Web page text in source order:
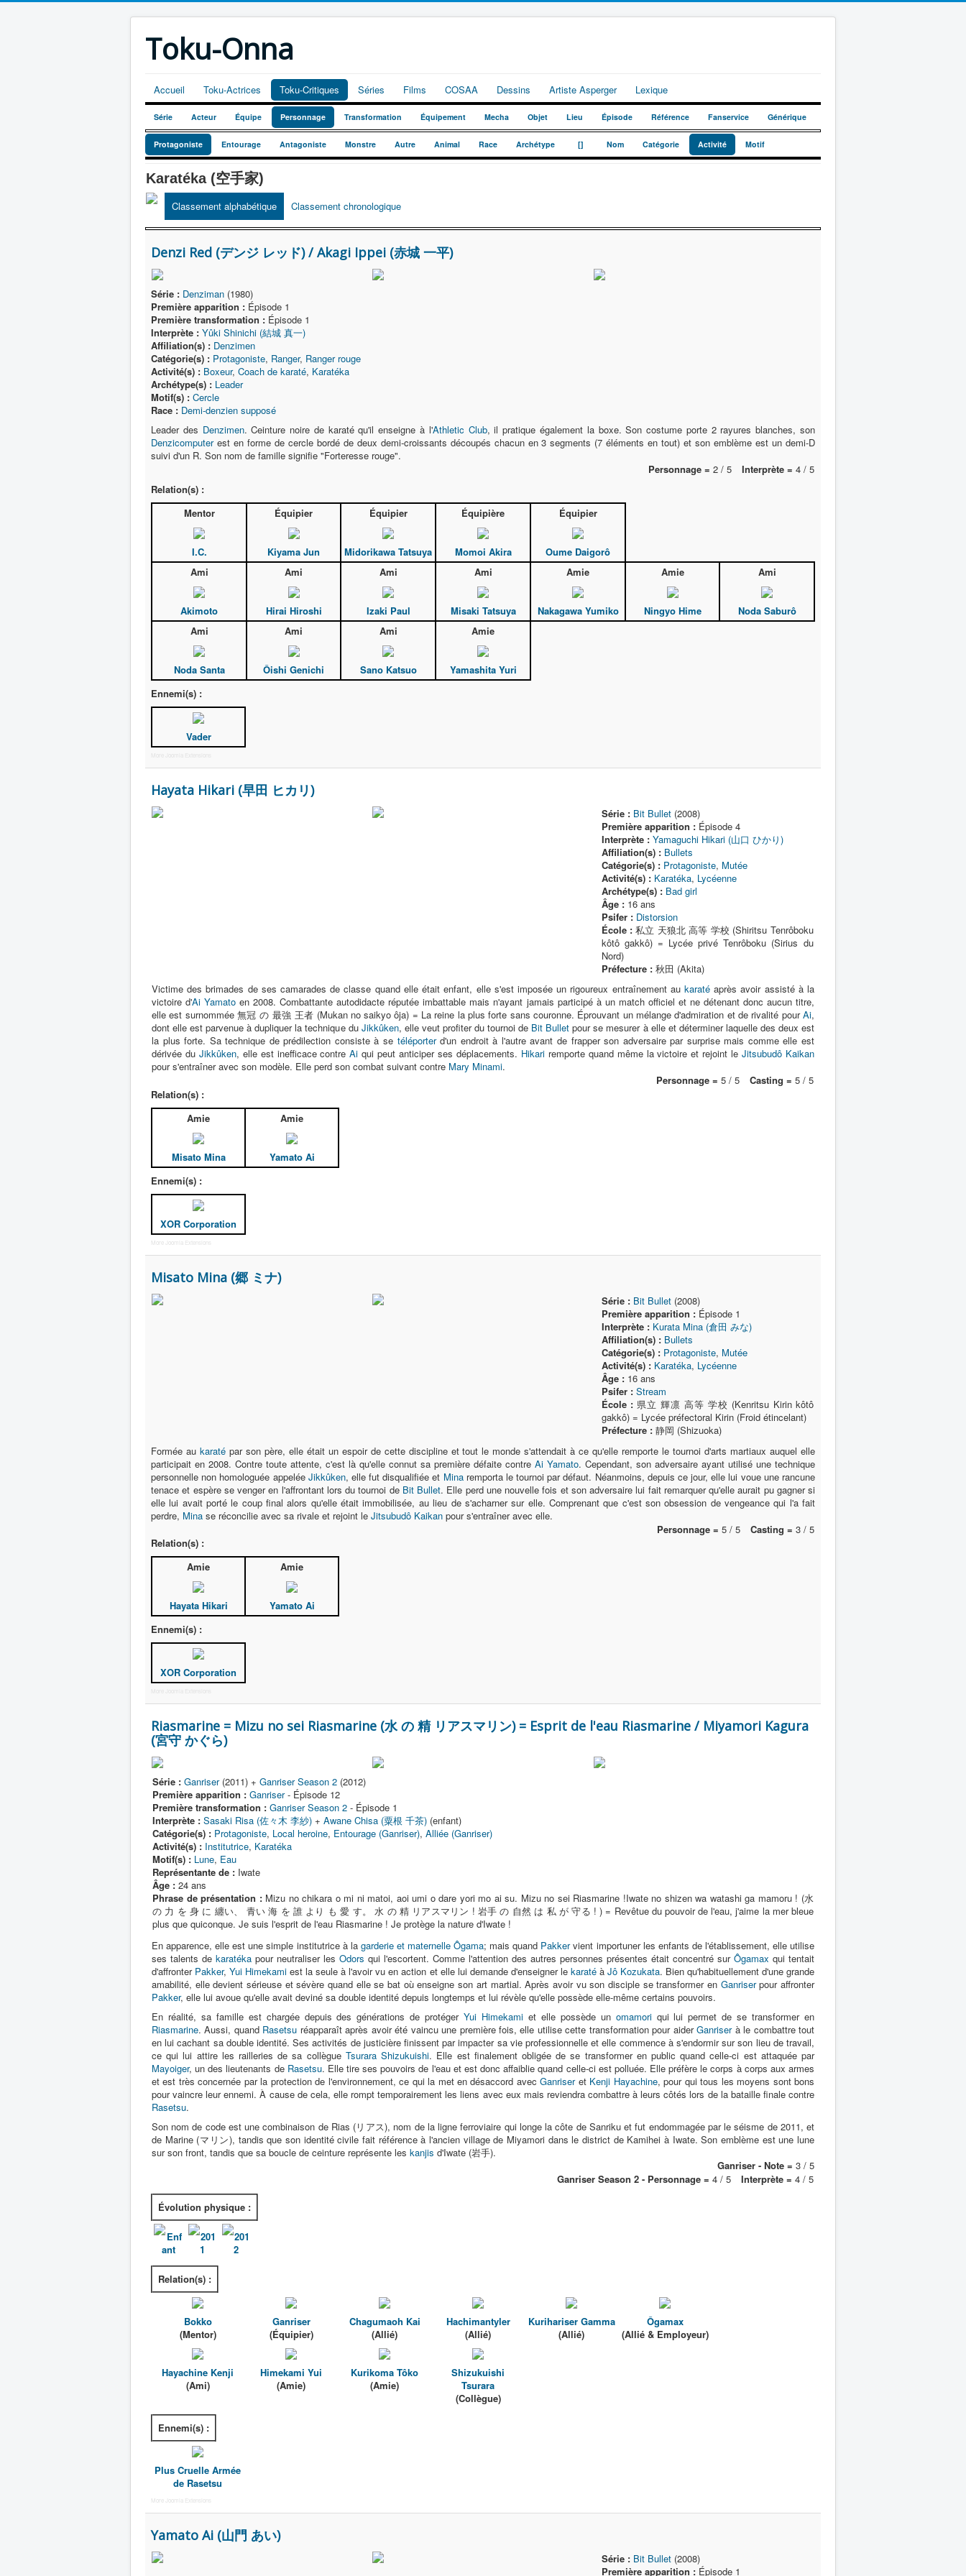
Toku-Onna
Accueil Toku-Actrices Toku-Critiques Séries Films COSAA Dessins Artiste Asperger Lexique
Série Acteur Équipe Personnage Transformation Équipement Mecha Objet Lieu Épisode Référence Fanservice Générique
Protagoniste Entourage Antagoniste Monstre Autre Animal Race Archétype [] Nom Catégorie Activité Motif
Karatéka (空手家)
Classement alphabétique Classement chronologique
Denzi Red (デンジ レッド) / Akagi Ippei (赤城 一平)
Série : Denziman (1980)
Première apparition : Épisode 1
Première transformation : Épisode 1
Interprète : Yûki Shinichi (結城 真一)
Affiliation(s) : Denzimen
Catégorie(s) : Protagoniste, Ranger, Ranger rouge
Activité(s) : Boxeur, Coach de karaté, Karatéka
Archétype(s) : Leader
Motif(s) : Cercle
Race : Demi-denzien supposé
Leader des Denzimen. Ceinture noire de karaté qu'il enseigne à l'Athletic Club, il pratique également la boxe. Son costume porte 2 rayures blanches, son
Denzicomputerest en forme de cercle bordé de deux demi-croissants découpés chacun en 3 segments (7 éléments en tout) et son emblème est un demi-D
suivi d'un R. Son nom de famille signifie "Forteresse rouge".
Personnage = 2 / 5 Interprète = 4 / 5
Relation(s) :
Mentor
I.C.
Équipier
Kiyama Jun
Équipier
Midorikawa Tatsuya
Équipière
Momoi Akira
Équipier
Oume Daigorô
Ami
Akimoto
Ami
Hirai Hiroshi
Ami
Izaki Paul
Ami
Misaki Tatsuya
Amie
Nakagawa Yumiko
Amie
Ningyo Hime
Ami
Noda Saburô
Ami
Noda Santa
Ami
Ôishi Genichi
Ami
Sano Katsuo
Amie
Yamashita Yuri
Ennemi(s) :
Vader
More Joomla Extensions
Hayata Hikari (早田 ヒカリ)
Série : Bit Bullet(2008)
Première apparition :Épisode 4
Interprète : Yamaguchi Hikari (山口 ひかり)
Affiliation(s) : Bullets
Catégorie(s) : Protagoniste, Mutée
Activité(s) : Karatéka, Lycéenne
Archétype(s) : Bad girl
Âge :16 ans
Psifer : Distorsion
École :私立 天狼北 高等 学校 (Shiritsu Tenrôboku
kôtô gakkô) = Lycée privé Tenrôboku (Sirius du
Nord)
Préfecture :秋田 (Akita)
Victime des brimades de ses camarades de classe quand elle était enfant, elle s'est imposée un rigoureux entraînement au karatéaprès avoir assisté à la
victoire d'Ai Yamato en 2008. Combattante autodidacte réputée imbattable mais n'ayant jamais participé à un match officiel et ne détenant donc aucun titre,
elle est surnommée 無冠 の 最強 王者 (Mukan no saikyo ôja) = La reine la plus forte sans couronne. Éprouvant un mélange d'admiration et de rivalité pourAi,
dont elle est parvenue à dupliquer la technique du Jikkûken, elle veut profiter du tournoi de Bit Bullet pour se mesurer à elle et déterminer laquelle des deux est
la plus forte. Sa technique de prédilection consiste à se téléporterd'un endroit à l'autre avant de frapper son adversaire par surprise mais comme elle est
dérivée du Jikkûken, elle est inefficace contreAi qui peut anticiper ses déplacements. Hikariremporte quand même la victoire et rejoint leJitsubudô Kaikan
pour s'entraîner avec son modèle. Elle perd son combat suivant contre Mary Minami.
Personnage = 5 / 5 Casting = 5 / 5
Relation(s) :
Amie
Misato Mina
Amie
Yamato Ai
Ennemi(s) :
XOR Corporation
More Joomla Extensions
Misato Mina (郷 ミナ)
Série : Bit Bullet(2008)
Première apparition :Épisode 1
Interprète : Kurata Mina (倉田 みな)
Affiliation(s) : Bullets
Catégorie(s) : Protagoniste, Mutée
Activité(s) : Karatéka, Lycéenne
Âge :16 ans
Psifer : Stream
École :県立 輝凛 高等 学校 (Kenritsu Kirin kôtô
gakkô) = Lycée préfectoral Kirin (Froid étincelant)
Préfecture :静岡 (Shizuoka)
Formée au karatépar son père, elle était un espoir de cette discipline et tout le monde s'attendait à ce qu'elle remporte le tournoi d'arts martiaux auquel elle
participait en 2008. Contre toute attente, c'est là qu'elle connut sa première défaite contre Ai Yamato. Cependant, son adversaire ayant utilisé une technique
personnelle non homologuée appelée Jikkûken, elle fut disqualifiée et Minaremporta le tournoi par défaut. Néanmoins, depuis ce jour, elle lui voue une rancune
tenace et espère se venger en l'affrontant lors du tournoi de Bit Bullet. Elle perd une nouvelle fois et son adversaire lui fait remarquer qu'elle aurait pu gagner si
elle lui avait porté le coup final alors qu'elle était immobilisée, au lieu de s'acharner sur elle. Comprenant que c'est son obsession de vengeance qui l'a fait
perdre, Mina se réconcilie avec sa rivale et rejoint le Jitsubudô Kaikan pour s'entraîner avec elle.
Personnage = 5 / 5 Casting = 3 / 5
Relation(s) :
Amie
Hayata Hikari
Amie
Yamato Ai
Ennemi(s) :
XOR Corporation
More Joomla Extensions
Riasmarine = Mizu no sei Riasmarine (水 の 精 リアスマリン) = Esprit de l'eau Riasmarine / Miyamori Kagura
(宮守 かぐら)
Série : Ganriser(2011) + Ganriser Season 2 (2012)
Première apparition : Ganriser- Épisode 12
Première transformation : Ganriser Season 2 - Épisode 1
Interprète : Sasaki Risa (佐々木 李紗) + Awane Chisa (粟根 千茶) (enfant)
Catégorie(s) : Protagoniste, Local heroine, Entourage (Ganriser), Alliée (Ganriser)
Activité(s) : Institutrice, Karatéka
Motif(s) : Lune, Eau
Représentante de : Iwate
Âge : 24 ans
Phrase de présentation :Mizu no chikara o mi ni matoi, aoi umi o dare yori mo ai su. Mizu no sei Riasmarine !Iwate no shizen wa watashi ga mamoru ! (水
の 力 を 身 に 纏い、 青い 海 を 誰 より も 愛 す。 水 の 精 リアスマリン ! 岩手 の 自然 は 私 が 守る ! ) = Revêtue du pouvoir de l'eau, j'aime la mer bleue
plus que quiconque. Je suis l'esprit de l'eau Riasmarine ! Je protège la nature d'Iwate !
En apparence, elle est une simple institutrice à la garderie et maternelle Ôgama; mais quand Pakkervient importuner les enfants de l'établissement, elle utilise
ses talents de karatéka pour neutraliser les Odors qui l'escortent. Comme l'attention des autres personnes présentes était concentré sur Ôgamax qui tentait
d'affronter Pakker,Yui Himekami est la seule à l'avoir vu en action et elle lui demande d'enseigner le karatéà Jô Kozukata. Bien qu'habituellement d'une grande
amabilité, elle devient sérieuse et sévère quand elle se bat où enseigne son art martial. Après avoir vu son disciple se transformer en Ganriserpour affronter
Pakker, elle lui avoue qu'elle avait deviné sa double identité depuis longtemps et lui révèle qu'elle possède elle-même certains pouvoirs.
En réalité, sa famille est chargée depuis des générations de protégerYui Himekami et elle possède un omamoriqui lui permet de se transformer en
Riasmarine. Aussi, quand Rasetsu réapparaît après avoir été vaincu une première fois, elle utilise cette transformation pour aiderGanriserà le combattre tout
en lui cachant sa double identité. Ses activités de justicière finissent par impacter sa vie professionnelle et elle commence à s'endormir sur son lieu de travail,
ce qui lui attire les railleries de sa collègue Tsurara Shizukuishi. Elle est finalement obligée de se transformer en public quand celle-ci est attaquée par
Mayoiger, un des lieutenants de Rasetsu. Elle tire ses pouvoirs de l'eau et est donc affaiblie quand celle-ci est polluée. Elle préfère le corps à corps aux armes
et est très concernée par la protection de l'environnement, ce qui la met en désaccord avecGanriseret Kenji Hayachine, pour qui tous les moyens sont bons
pour vaincre leur ennemi. À cause de cela, elle rompt temporairement les liens avec eux mais reviendra combattre à leurs côtés lors de la bataille finale contre
Rasetsu.
Son nom de code est une combinaison de Rias (リアス), nom de la ligne ferroviaire qui longe la côte de Sanriku et fut endommagée par le séisme de 2011, et
de Marine (マリン), tandis que son identité civile fait référence à l'ancien village de Miyamori dans le district de Kamihei à Iwate. Son emblème est une lune
sur son front, tandis que sa boucle de ceinture représente les kanjis d'Iwate (岩手).
Ganriser - Note = 3 / 5
Ganriser Season 2 - Personnage = 4 / 5 Interprète = 4 / 5
Évolution physique :
Enf
ant
201
1
201
2
Relation(s) :
Bokko
(Mentor)
Ganriser
(Équipier)
Chagumaoh Kai
(Allié)
Hachimantyler
(Allié)
Kurihariser Gamma
(Allié)
Ôgamax
(Allié & Employeur)
Hayachine Kenji
(Ami)
Himekami Yui
(Amie)
Kurikoma Tôko
(Amie)
Shizukuishi
Tsurara
(Collègue)
Ennemi(s) :
Plus Cruelle Armée
de Rasetsu
More Joomla Extensions
Yamato Ai (山門 あい)
Série : Bit Bullet(2008)
Première apparition :Épisode 1